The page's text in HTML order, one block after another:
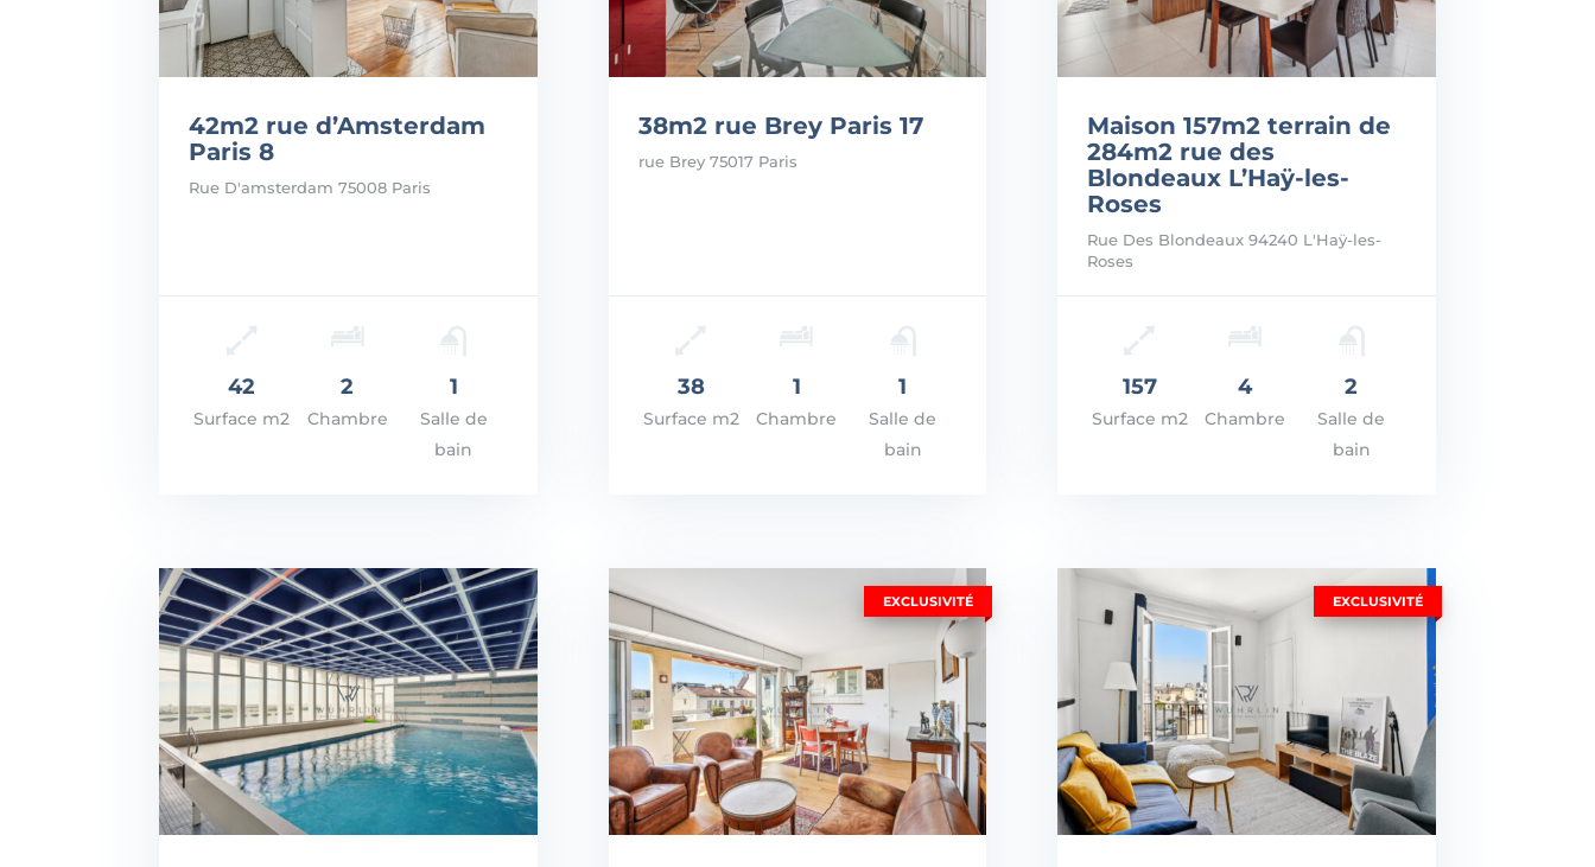
VOIR LES DÉTAILS
42m2 rue d’Amsterdam
Paris 8
Rue D'amsterdam 75008 Paris
42
Surface m2
2
Chambre
1
Salle de
bain
VOIR LES DÉTAILS
38m2 rue Brey Paris 17
rue Brey 75017 Paris
38
Surface m2
1
Chambre
1
Salle de
bain
VOIR LES DÉTAILS
Maison 157m2 terrain de
284m2 rue des
Blondeaux L’Haÿ-les-
Roses
Rue Des Blondeaux 94240 L'Haÿ-les-
Roses
157
Surface m2
4
Chambre
2
Salle de
bain
EXCLUSIVITÉ EXCLUSIVITÉ